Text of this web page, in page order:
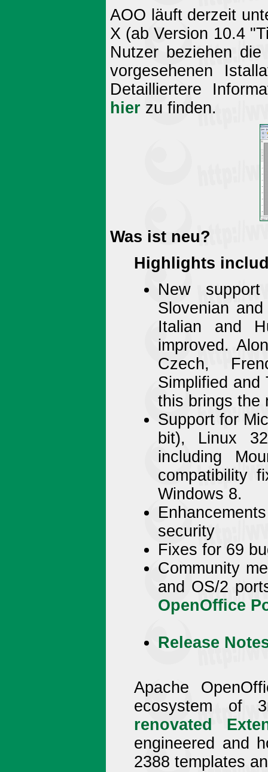
AOO läuft derzeit
X (ab Version 10.4
Nutzer beziehen
vorgesehenen
Detailliertere
hier zu finden.
Was ist neu?
Highlights
New
Slovenian
Italian and
improved.
Czech,
Simplified and
this brings the
Support for
bit), Linux
including
compatibility
Windows 8.
security
Fixes for 69
Community
and OS/2
OpenOffice
Release
Apache
ecosystem of
renovated
engineered and
2388 templates